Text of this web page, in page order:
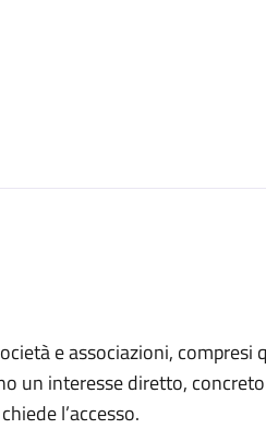
e associazioni, compresi
un interesse diretto,
l’accesso.